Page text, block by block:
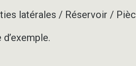
-
latérales / Réservoir /